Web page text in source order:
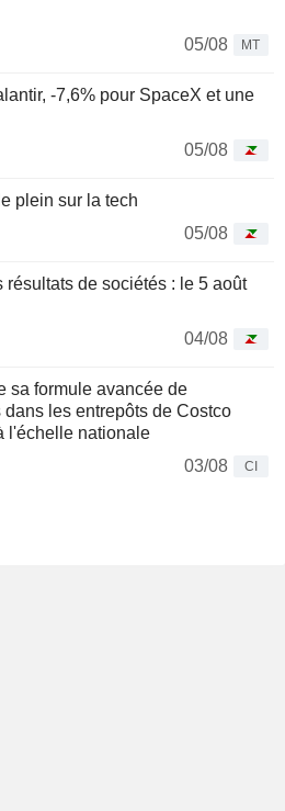
05/08
MT
-7,6% pour SpaceX et une
05/08
plein sur la tech
05/08
de sociétés : le 5 août
04/08
sa formule avancée de
les entrepôts de Costco
l'échelle nationale
03/08
CI